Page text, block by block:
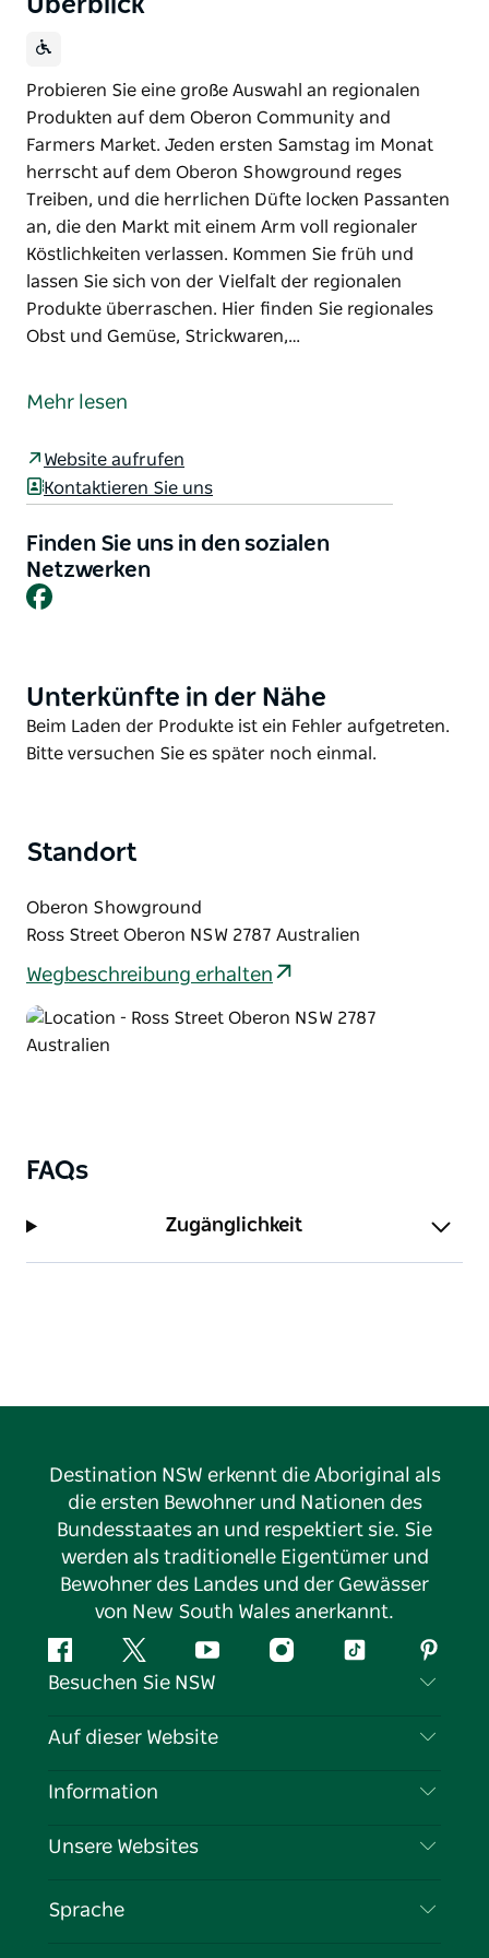
Überblick
Probieren Sie eine große Auswahl an regionalen
Produkten auf dem Oberon Community and
Farmers Market. Jeden ersten Samstag im Monat
herrscht auf dem Oberon Showground reges
Treiben, und die herrlichen Düfte locken Passanten
an, die den Markt mit einem Arm voll regionaler
Köstlichkeiten verlassen. Kommen Sie früh und
lassen Sie sich von der Vielfalt der regionalen
Produkte überraschen. Hier finden Sie regionales
Obst und Gemüse, Strickwaren,…
Produkten auf dem Oberon Community and
Jeden ersten Samstag im Monat herrscht auf dem
Oberon Showground reges Treiben, und die
mit einem Arm voll regionaler Köstlichkeiten
verlassen.
Kommen Sie früh und lassen Sie sich von der Vielfalt
Alpaka-Produkte, handgefertigtes Kunsthandwerk,
Schmuck, Taschen, hausgemachte Kuchen und
Torten sowie andere Backwaren, regionale Eier,
und viele weitere Köstlichkeiten.
Mehr lesen
Website aufrufen
Kontaktieren Sie uns
Finden Sie uns in den sozialen
Netzwerken
Facebook
Product
List
Unterkünfte in der Nähe
Product
List
Beim Laden der Produkte ist ein Fehler aufgetreten.
Bitte versuchen Sie es später noch einmal.
Standort
Oberon Showground
Ross Street Oberon NSW 2787 Australien
Wegbeschreibung erhalten
FAQs
Zugänglichkeit
Destination NSW erkennt die Aboriginal als
die ersten Bewohner und Nationen des
Bundesstaates an und respektiert sie. Sie
werden als traditionelle Eigentümer und
Bewohner des Landes und der Gewässer
von New South Wales anerkannt.
FacebookTwitter YouTubeInstagramTikTok
Besuchen Sie NSW
Kontaktieren Sie uns
Cookie-Hinweis
Auf dieser Website
Reiseziele
Veranstaltungen
Information
Reiseinformationen
Unternehmen in NSW
Unsere Websites
Sprache